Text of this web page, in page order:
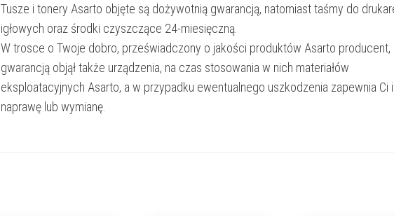
Tusze i tonery Asarto objęte są dożywotnią gwarancją, natomiast taśmy do
igłowych oraz środki czyszczące 24-miesięczną.
W trosce o Twoje dobro, przeświadczony o jakości produktów Asarto producent,
gwarancją objął także urządzenia, na czas stosowania w nich materiałów
eksploatacyjnych Asarto, a w przypadku ewentualnego uszkodzenia zapewnia Ci
naprawę lub wymianę.